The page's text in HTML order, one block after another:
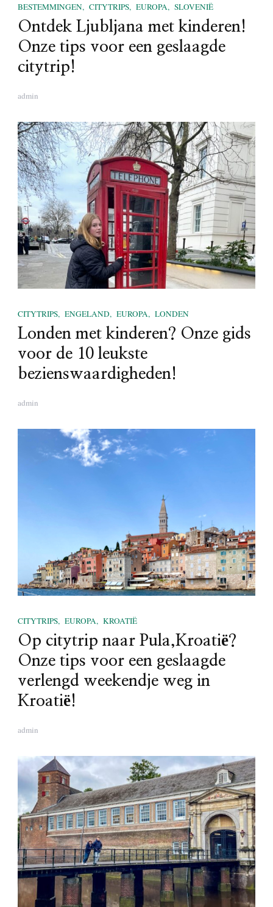
BESTEMMINGEN CITYTRIPS EUROPA SLOVENIË
Ontdek Ljubljana met kinderen!
Onze tips voor een geslaagde
citytrip!
admin
CITYTRIPS ENGELAND EUROPA LONDEN
Londen met kinderen? Onze gids
voor de 10 leukste
bezienswaardigheden!
admin
CITYTRIPS EUROPA KROATIË
Op citytrip naar Pula,Kroatië?
Onze tips voor een geslaagde
verlengd weekendje weg in
Kroatië!
admin